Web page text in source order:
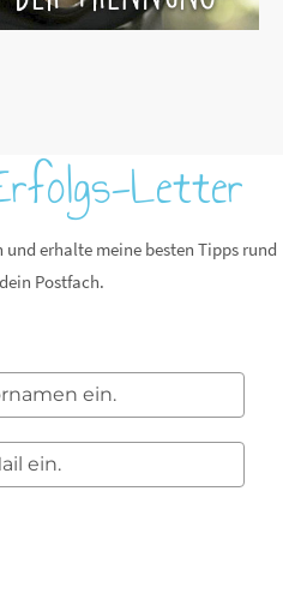
Letter
erhalte meine besten Tipps rund
Postfach.